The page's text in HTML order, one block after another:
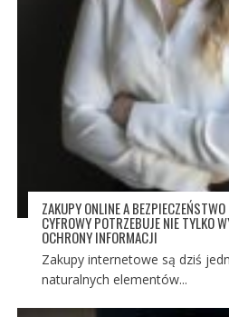
ZAKUPY ONLINE A
CYFROWY POTRZEBUJE NIE TYLKO
OCHRONY INFORMACJI
Zakupy internetowe są dziś
naturalnych elementów...